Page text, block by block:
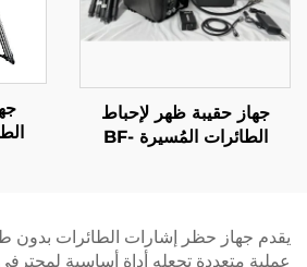
جهاز حقيبة ظهر لإحباط
الطائرات المُسيرة BF-
يقدم جهاز حظر إشارات الطائرات بدون
عملية متعددة تجعله أداة أساسية